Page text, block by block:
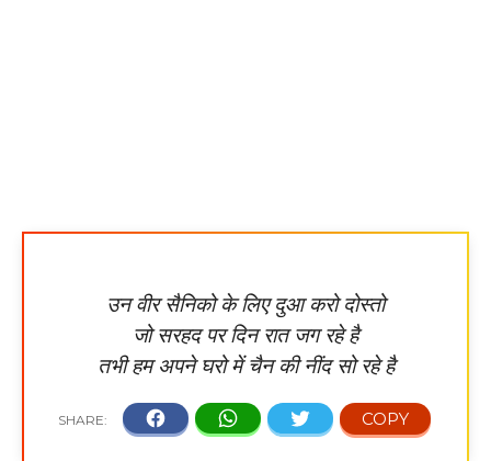
उन वीर सैनिको के लिए दुआ करो दोस्तो
जो सरहद पर दिन रात जग रहे है
तभी हम अपने घरो में चैन की नींद सो रहे है